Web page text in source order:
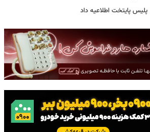
پلیس پایتخت اطلاعیه داد